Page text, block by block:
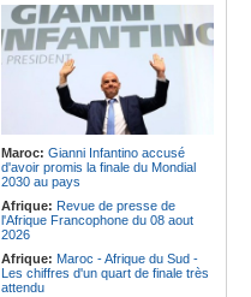
Madagascar:Athlétisme - 100
mètres - Junior Tsiravay et Zo
Rakotonary co-champions
Madagascar:
Rakotondramiara, Président du
Rouge - « Aucun retour
d'investissement pour les petits
Agroalimentaire - Les
boissons locales conquièrent le
marché
Maroc: Gianni Infantino accusé
d'avoir promis la finale du Mondial
2030 au pays
Afrique: Revue de presse de
l'Afrique Francophone du 08 aout
2026
Afrique: Maroc - Afrique du Sud -
Les chiffres d'un quart de finale très
attendu